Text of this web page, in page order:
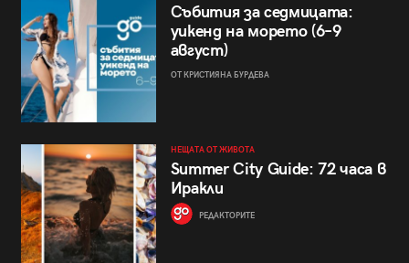
Събития за седмицата:
уикенд на морето (6–9
август)
ОТ КРИСТИЯНА БУРДЕВА
НЕЩАТА ОТ ЖИВОТА
Summer City Guide: 72 часа в
Иракли
РЕДАКТОРИТЕ